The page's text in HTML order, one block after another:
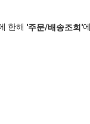
한해 '주문/배송조회'